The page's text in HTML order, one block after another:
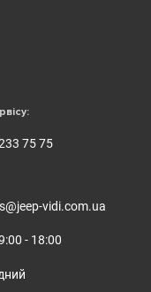
75 75
vidi.com.ua
- 18:00